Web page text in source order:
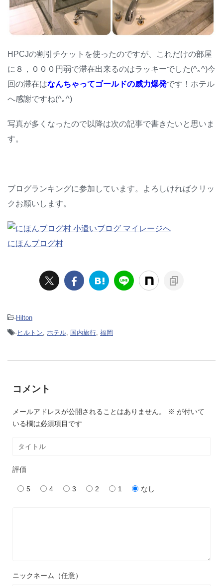
HPCJの割引チケットを使ったのですが、これだけの部屋
に８，０００円弱で滞在出来るのはラッキーでした(^｡^)今
回の滞在はなんちゃってゴールドの威力爆発です！ホテル
へ感謝ですね(^｡^)
写真が多くなったので以降は次の記事で書きたいと思いま
す。
ブログランキングに参加しています。よろしければクリッ
クお願いします。
にほんブログ村
-Hilton
-ヒルトン ホテル 国内旅行 福岡
コメント
メールアドレスが公開されることはありません。 ※ が付いて
いる欄は必須項目です
評価
5 4 3 2 1 なし
ニックネーム（任意）